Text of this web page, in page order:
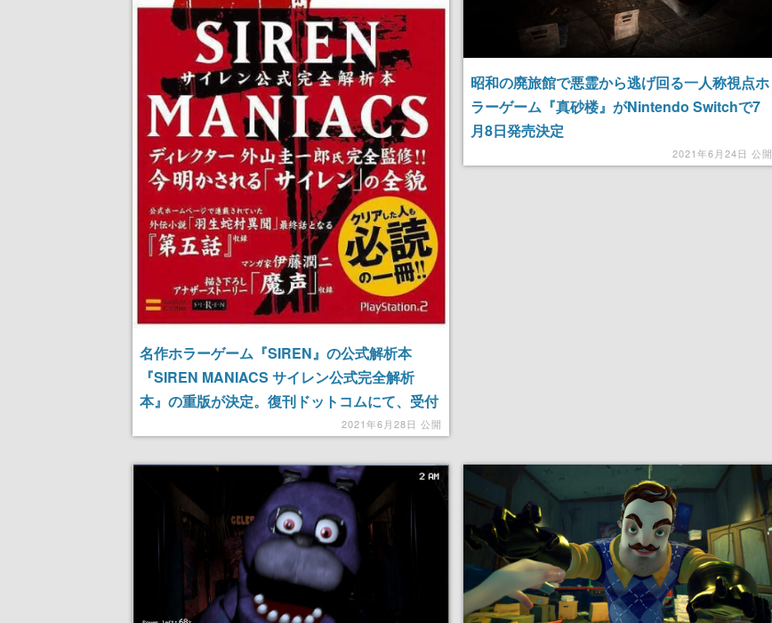
名作ホラーゲーム『SIREN』の公式解析本
『SIREN MANIACS サイレン公式完全解析
本』の重版が決定。復刊ドットコムにて、受付
2021年6月28日 公開
昭和の廃旅館で悪霊から逃げ回る一人称視点ホ
ラーゲーム『真砂楼』がNintendo Switchで7
月8日発売決定
2021年6月24日 公開